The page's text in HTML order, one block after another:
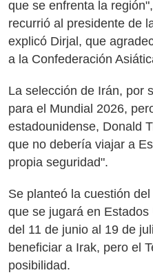
que se enfrenta la
recurrió al presidente de
explicó Dirjal, que
a la Confederación
La selección de Irán, por
para el Mundial 2026,
estadounidense, Donald
que no debería viajar a
propia seguridad".
Se planteó la cuestión
que se jugará en
del 11 de junio al 19 de
beneficiar a Irak, pero el
posibilidad.